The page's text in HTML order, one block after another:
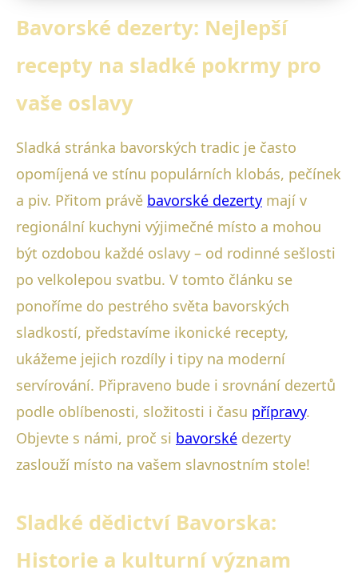
Bavorské dezerty: Nejlepší
recepty na sladké pokrmy pro
vaše oslavy
Sladká stránka bavorských tradic je často
opomíjená ve stínu populárních klobás, pečínek
a piv. Přitom právě bavorské dezerty mají v
regionální kuchyni výjimečné místo a mohou
být ozdobou každé oslavy – od rodinné sešlosti
po velkolepou svatbu. V tomto článku se
ponoříme do pestrého světa bavorských
sladkostí, představíme ikonické recepty,
ukážeme jejich rozdíly i tipy na moderní
servírování. Připraveno bude i srovnání dezertů
podle oblíbenosti, složitosti i času přípravy.
Objevte s námi, proč si bavorské dezerty
zaslouží místo na vašem slavnostním stole!
Sladké dědictví Bavorska:
Historie a kulturní význam